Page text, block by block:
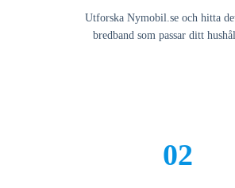
Utforska Nymobil.se och hitta
bredband som passar ditt
02